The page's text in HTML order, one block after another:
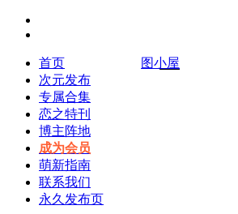
图小屋
首页
次元发布
专属合集
恋之特刊
博主阵地
成为会员
萌新指南
联系我们
永久发布页